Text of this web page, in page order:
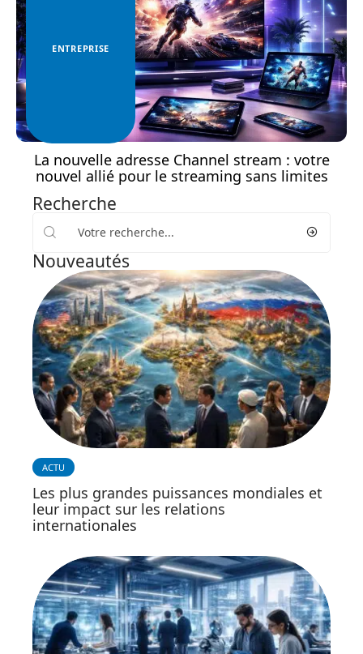
ENTREPRISE
La nouvelle adresse Channel stream : votre
nouvel allié pour le streaming sans limites
Recherche
Nouveautés
ACTU
Les plus grandes puissances mondiales et
leur impact sur les relations
internationales